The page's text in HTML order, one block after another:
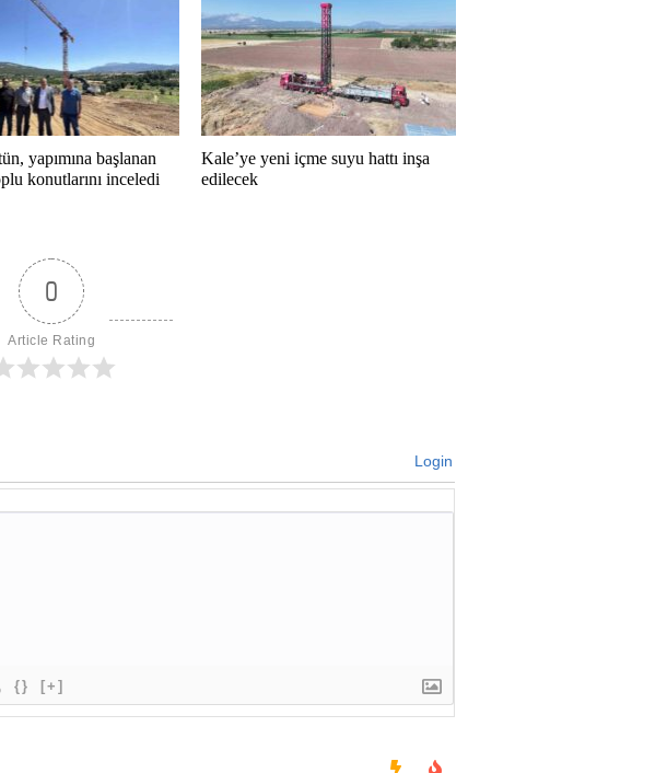
yapımına başlanan
konutlarını inceledi
Kale’ye yeni içme suyu hattı inşa
edilecek
0
Article Rating
Login
{} [+]